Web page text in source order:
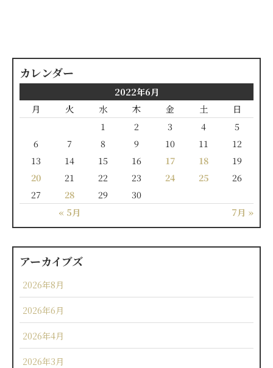
カレンダー
2022年6月
月
火 水 木 金 土 日
« 5月 7月 »
1 2 3 4
5
6
7 8 9 10 11
12
13
14 15 16 17 18
19
20
21 22 23 24 25
26
27
28 29 30
アーカイブズ
2026年8月
2026年6月
2026年4月
2026年3月